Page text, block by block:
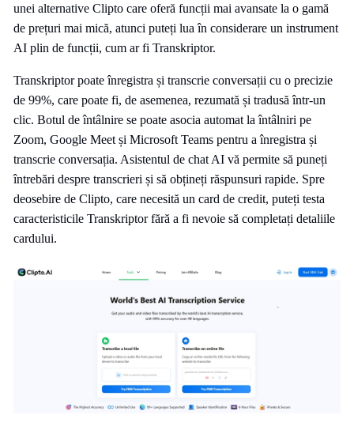
unei alternative Clipto care oferă funcții mai avansate la o gamă
de prețuri mai mică, atunci puteți lua în considerare un instrument
AI plin de funcții, cum ar fi Transkriptor.
Transkriptor poate înregistra și transcrie conversații cu o precizie
de 99%, care poate fi, de asemenea, rezumată și tradusă într-un
clic. Botul de întâlnire se poate asocia automat la întâlniri pe
Zoom, Google Meet și Microsoft Teams pentru a înregistra și
transcrie conversația. Asistentul de chat AI vă permite să puneți
întrebări despre transcrieri și să obțineți răspunsuri rapide. Spre
deosebire de Clipto, care necesită un card de credit, puteți testa
caracteristicile Transkriptor fără a fi nevoie să completați detaliile
cardului.